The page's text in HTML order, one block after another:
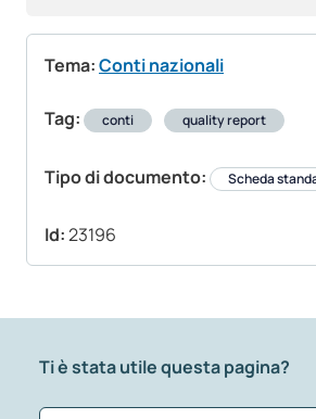
Tema:Conti nazionali
Tag: conti quality report
Tipo di documento: Scheda
Id:23196
Ti è stata utile questa pagina?